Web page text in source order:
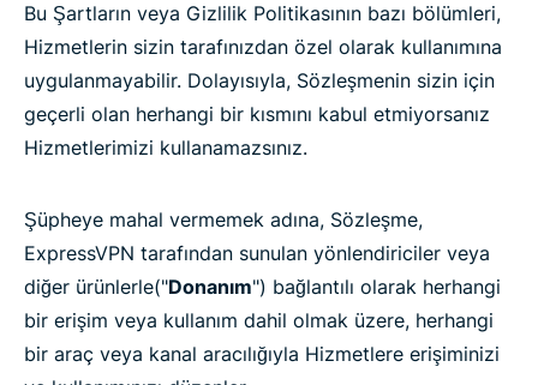
Bu Şartların veya Gizlilik Politikasının bazı bölümleri,
Hizmetlerin sizin tarafınızdan özel olarak kullanımına
uygulanmayabilir. Dolayısıyla, Sözleşmenin sizin için
geçerli olan herhangi bir kısmını kabul etmiyorsanız
Hizmetlerimizi kullanamazsınız.
Şüpheye mahal vermemek adına, Sözleşme,
ExpressVPN tarafından sunulan yönlendiriciler veya
diğer ürünlerle("Donanım") bağlantılı olarak herhangi
bir erişim veya kullanım dahil olmak üzere, herhangi
bir araç veya kanal aracılığıyla Hizmetlere erişiminizi